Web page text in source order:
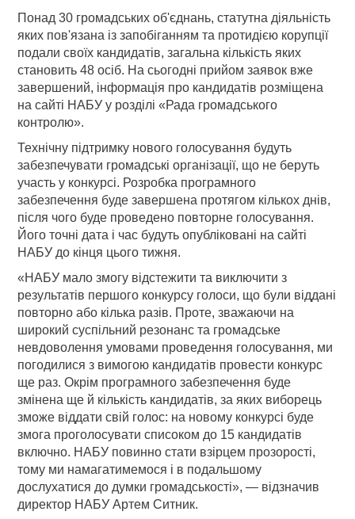
Понад 30 громадських об'єднань, статутна діяльність
яких пов'язана із запобіганням та протидією корупції
подали своїх кандидатів, загальна кількість яких
становить 48 осіб. На сьогодні прийом заявок вже
завершений, інформація про кандидатів розміщена
на сайті НАБУ у розділі «Рада громадського
контролю».
Технічну підтримку нового голосування будуть
забезпечувати громадські організації, що не беруть
участь у конкурсі. Розробка програмного
забезпечення буде завершена протягом кількох днів,
після чого буде проведено повторне голосування.
Його точні дата і час будуть опубліковані на сайті
НАБУ до кінця цього тижня.
«НАБУ мало змогу відстежити та виключити з
результатів першого конкурсу голоси, що були віддані
повторно або кілька разів. Проте, зважаючи на
широкий суспільний резонанс та громадське
невдоволення умовами проведення голосування, ми
погодилися з вимогою кандидатів провести конкурс
ще раз. Окрім програмного забезпечення буде
змінена ще й кількість кандидатів, за яких виборець
зможе віддати свій голос: на новому конкурсі буде
змога проголосувати списоком до 15 кандидатів
включно. НАБУ повинно стати взірцем прозорості,
тому ми намагатимемося і в подальшому
дослухатися до думки громадськості», — відзначив
директор НАБУ Артем Ситник.